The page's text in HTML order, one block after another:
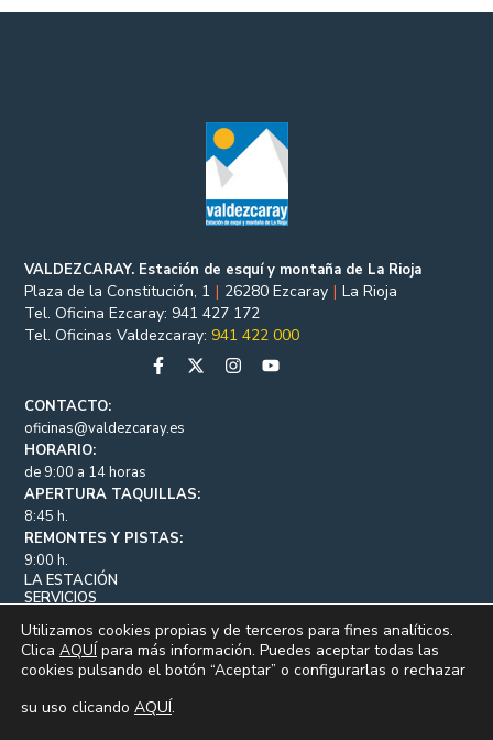
VALDEZCARAY. Estación de esquí y montaña de La Rioja
Plaza de la Constitución, 1 | 26280 Ezcaray | La Rioja
Tel. Oficina Ezcaray: 941 427 172
Tel. Oficinas Valdezcaray: 941 422 000
CONTACTO:
oficinas@valdezcaray.es
HORARIO:
de 9:00 a 14 horas
APERTURA TAQUILLAS:
8:45 h.
REMONTES Y PISTAS:
9:00 h.
LA ESTACIÓN
SERVICIOS
WEB-CAM
INFORMACIÓN
CONTACTO
Utilizamos cookies propias y de terceros para fines analíticos.
Clica AQUÍ para más información. Puedes aceptar todas las
cookies pulsando el botón “Aceptar” o configurarlas o rechazar
su uso clicando AQUÍ.